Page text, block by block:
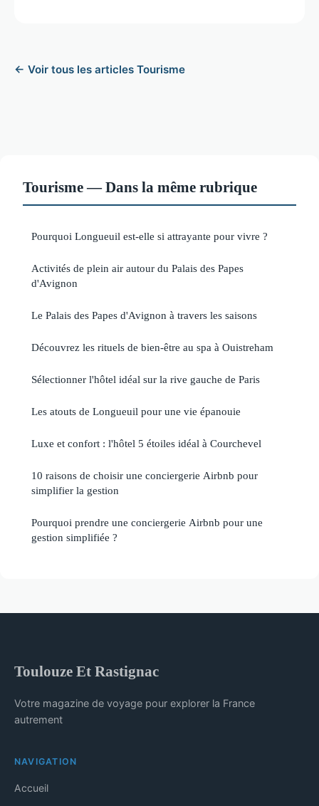
← Voir tous les articles Tourisme
Tourisme — Dans la même rubrique
Pourquoi Longueuil est-elle si attrayante pour vivre ?
Activités de plein air autour du Palais des Papes
d'Avignon
Le Palais des Papes d'Avignon à travers les saisons
Découvrez les rituels de bien-être au spa à Ouistreham
Sélectionner l'hôtel idéal sur la rive gauche de Paris
Les atouts de Longueuil pour une vie épanouie
Luxe et confort : l'hôtel 5 étoiles idéal à Courchevel
10 raisons de choisir une conciergerie Airbnb pour
simplifier la gestion
Pourquoi prendre une conciergerie Airbnb pour une
gestion simplifiée ?
Toulouze Et Rastignac
Votre magazine de voyage pour explorer la France
autrement
NAVIGATION
Accueil